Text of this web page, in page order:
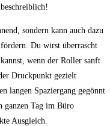
sondern kann ⁤auch ​dazu
Du⁤ wirst ‌überrascht
wenn⁢ der Roller sanft
Druckpunkt gezielt
langen⁤ Spaziergang ⁤gegönnt
ganzen ⁢Tag im Büro
Ausgleich.